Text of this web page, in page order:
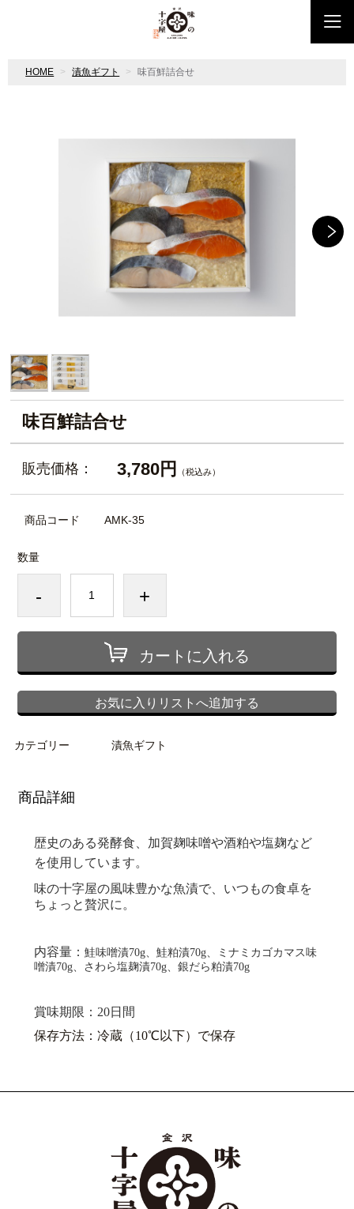
HOME 漬魚ギフト 味百鮮詰合せ
味百鮮詰合せ
販売価格： 3,780円 （税込み）
商品コード AMK-35
数量
- +
カートに入れる
お気に入りリストへ追加する
カテゴリー 漬魚ギフト
商品詳細
歴史のある発酵食、加賀麹味噌や酒粕や塩麹など
を使用しています。
味の十字屋の風味豊かな魚漬で、いつもの食卓を
ちょっと贅沢に。
内容量：鮭味噌漬70g、鮭粕漬70g、ミナミカゴカマス味
噌漬70g、さわら塩麹漬70g、銀だら粕漬70g
賞味期限：20日間
保存方法：冷蔵（10℃以下）で保存